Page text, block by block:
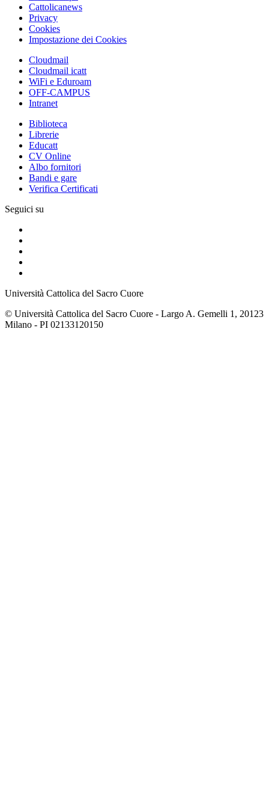
Cattolicanews
Privacy
Cookies
Impostazione dei Cookies
Cloudmail
Cloudmail icatt
WiFi e Eduroam
OFF-CAMPUS
Intranet
Biblioteca
Librerie
Educatt
CV Online
Albo fornitori
Bandi e gare
Verifica Certificati
Seguici su
Università Cattolica del Sacro Cuore
© Università Cattolica del Sacro Cuore - Largo A. Gemelli 1, 20123
Milano - PI 02133120150